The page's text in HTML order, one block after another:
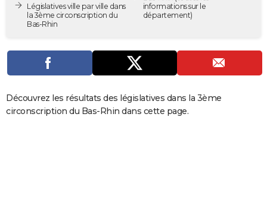
Destinations
City break
Voyage nature
Voyage de noces
Forum
PHOTO
BONS PLANS
Carte de Noël
Carte Bonne année
Carte Saint-Valentin
Carte Pâques
Carte d'anniversaire
DICTIONNAIRE
Législatives ville par ville dans
la 3ème circonscription du
Bas-Rhin
informations sur le
département)
Découvrez les résultats des législatives dans la 3ème
circonscription du Bas-Rhin dans cette page.